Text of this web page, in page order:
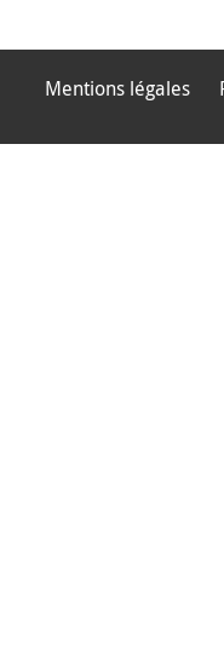
Mentions légales